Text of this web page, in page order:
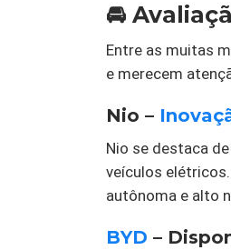
🚘
Entre as muitas
e merecem
Nio –
Nio se destaca
veículos
autônoma e alto
BYD –